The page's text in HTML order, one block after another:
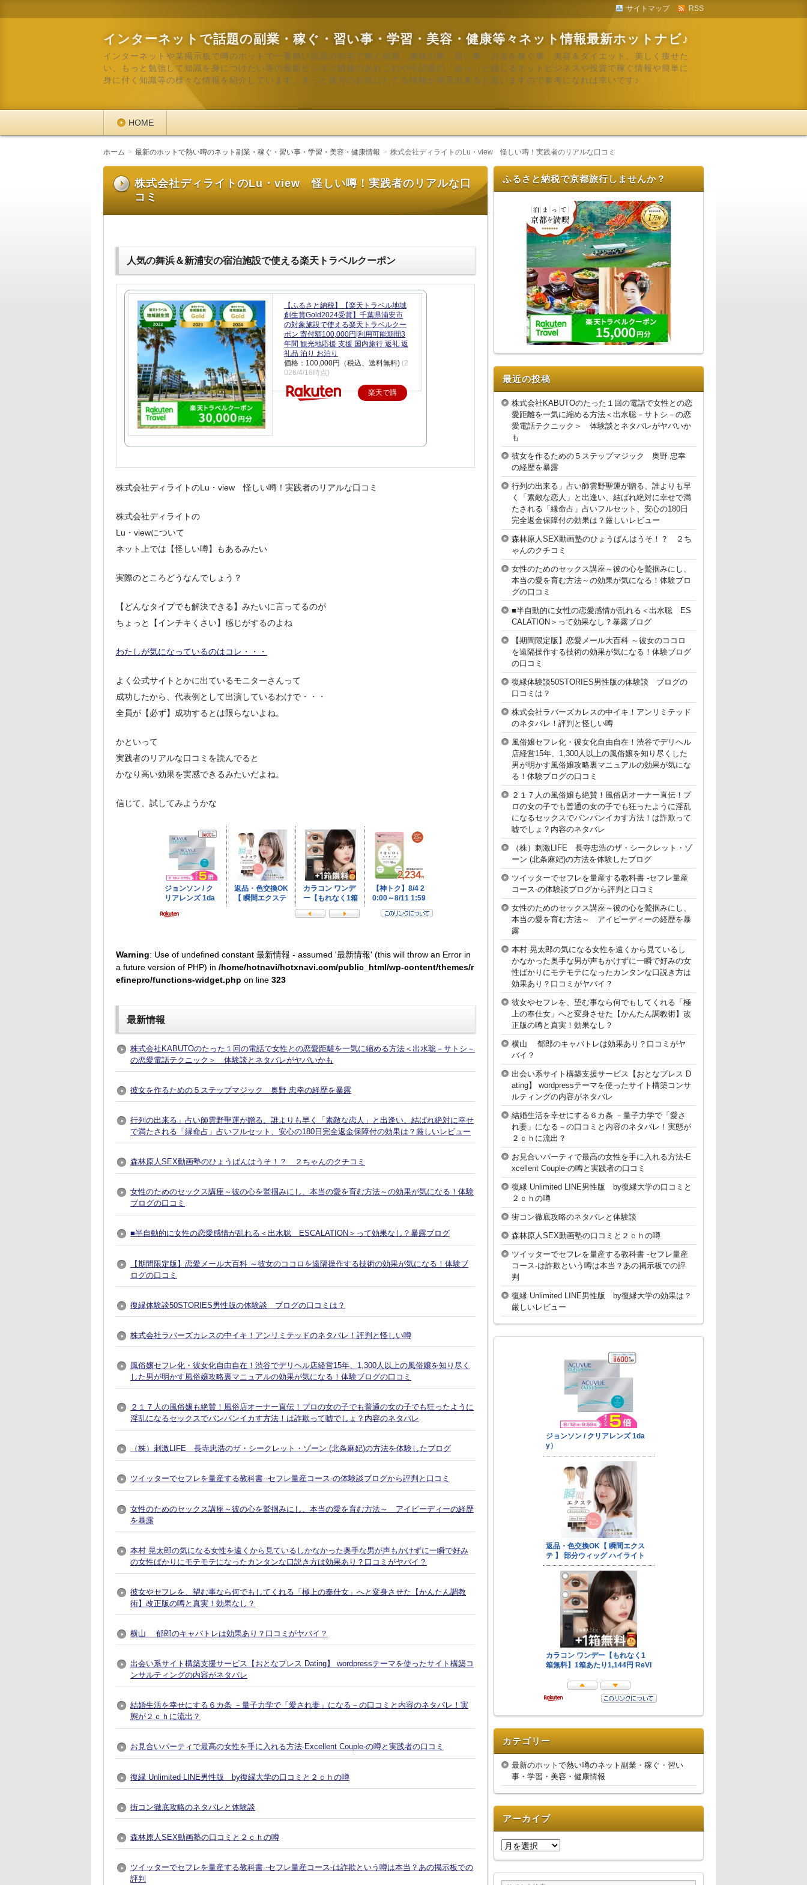
サイトマップ RSS
インターネットで話題の副業・稼ぐ・習い事・学習・美容・健康等々ネット情報最新ホットナビ♪
インターネットや某掲示板で噂のホットで一番熱い話題の在宅で稼ぐ副業、趣味の事、習い事、お金を稼ぐ事、美容＆ダイエット、美しく痩せた
い、もっと勉強して知識を身につけたい等の最新ビジネス情報のあれこれや今話題の「あっ」と感じるネットビジネスや投資で稼ぐ情報や簡単に
身に付く知識等の様々な情報を紹介しています。きっと貴方のお役にたてる情報が発見出来ると思いますので参考になれば幸いです♪
HOME
ホーム 最新のホットで熱い噂のネット副業・稼ぐ・習い事・学習・美容・健康情報 株式会社ディライトのLu・view 怪しい噂！実践者のリアルな口コミ
株式会社ディライトのLu・view 怪しい噂！実践者のリアルな口
コミ
人気の舞浜＆新浦安の宿泊施設で使える楽天トラベルクーポン
【ふるさと納税】【楽天トラベル地域
創生賞Gold2024受賞】千葉県浦安市
の対象施設で使える楽天トラベルクー
ポン 寄付額100,000円|利用可能期間3
年間 観光地応援 支援 国内旅行 返礼 返
礼品 泊り お泊り
価格：100,000円（税込、送料無料) (2
026/4/16時点)
楽天で購
株式会社ディライトのLu・view 怪しい噂！実践者のリアルな口コミ
株式会社ディライトの
Lu・viewについて
ネット上では【怪しい噂】もあるみたい
実際のところどうなんでしょう？
【どんなタイプでも解決できる】みたいに言ってるのが
ちょっと【インチキくさい】感じがするのよね
わたしが気になっているのはコレ・・・
よく公式サイトとかに出ているモニターさんって
成功したから、代表例として出演しているわけで・・・
全員が【必ず】成功するとは限らないよね。
かといって
実践者のリアルな口コミを読んでると
かなり高い効果を実感できるみたいだよね。
信じて、試してみようかな
Warning: Use of undefined constant 最新情報 - assumed '最新情報' (this will throw an Error in
a future version of PHP) in /home/hotnavi/hotxnavi.com/public_html/wp-content/themes/r
efinepro/functions-widget.php on line 323
最新情報
株式会社KABUTOのたった１回の電話で女性との恋愛距離を一気に縮める方法＜出水聡－サトシ－
の恋愛電話テクニック＞ 体験談とネタバレがヤバいかも
彼女を作るための５ステップマジック 奥野 忠幸の経歴を暴露
行列の出来る」占い師雲野聖運が贈る、誰よりも早く「素敵な恋人」と出逢い、結ばれ絶対に幸せ
で満たされる「縁命占」占いフルセット、安心の180日完全返金保障付の効果は？厳しいレビュー
森林原人SEX動画塾のひょうばんはうそ！？ ２ちゃんのクチコミ
女性のためのセックス講座～彼の心を鷲掴みにし、本当の愛を育む方法～の効果が気になる！体験
ブログの口コミ
■半自動的に女性の恋愛感情が乱れる＜出水聡 ESCALATION＞って効果なし？暴露ブログ
【期間限定版】恋愛メール大百科 ～彼女のココロを遠隔操作する技術の効果が気になる！体験ブ
ログの口コミ
復縁体験談50STORIES男性版の体験談 ブログの口コミは？
株式会社ラバーズカレスの中イキ！アンリミテッドのネタバレ！評判と怪しい噂
風俗嬢セフレ化・彼女化自由自在！渋谷でデリヘル店経営15年、1,300人以上の風俗嬢を知り尽く
した男が明かす風俗嬢攻略裏マニュアルの効果が気になる！体験ブログの口コミ
２１７人の風俗嬢も絶賛！風俗店オーナー直伝！プロの女の子でも普通の女の子でも狂ったように
淫乱になるセックスでバンバンイカす方法！は詐欺って嘘でしょ？内容のネタバレ
（株）刺激LIFE 長寺忠浩のザ・シークレット・ゾーン (北条麻妃)の方法を体験したブログ
ツイッターでセフレを量産する教科書 -セフレ量産コース-の体験談ブログから評判と口コミ
女性のためのセックス講座～彼の心を鷲掴みにし、本当の愛を育む方法～ アイピーディーの経歴
を暴露
本村 晃太郎の気になる女性を遠くから見ているしかなかった奥手な男が声もかけずに一瞬で好み
の女性ばかりにモテモテになったカンタンな口説き方は効果あり？口コミがヤバイ？
彼女やセフレを、望む事なら何でもしてくれる「極上の奉仕女」へと変身させた【かんたん調教
術】改正版の噂と真実！効果なし？
横山 郁郎のキャバトレは効果あり？口コミがヤバイ？
出会い系サイト構築支援サービス【おとなプレス Dating】 wordpressテーマを使ったサイト構築コ
ンサルティングの内容がネタバレ
結婚生活を幸せにする６カ条 －量子力学で「愛され妻」になる－の口コミと内容のネタバレ！実
態が２ｃｈに流出？
お見合いパーティで最高の女性を手に入れる方法-Excellent Couple-の噂と実践者の口コミ
復縁 Unlimited LINE男性版 by復縁大学の口コミと２ｃｈの噂
街コン徹底攻略のネタバレと体験談
森林原人SEX動画塾の口コミと２ｃｈの噂
ツイッターでセフレを量産する教科書 -セフレ量産コース-は詐欺という噂は本当？あの掲示板での
評判
ふるさと納税で京都旅行しませんか？
最近の投稿
株式会社KABUTOのたった１回の電話で女性との恋
愛距離を一気に縮める方法＜出水聡－サトシ－の恋
愛電話テクニック＞ 体験談とネタバレがヤバいか
も
彼女を作るための５ステップマジック 奥野 忠幸
の経歴を暴露
行列の出来る」占い師雲野聖運が贈る、誰よりも早
く「素敵な恋人」と出逢い、結ばれ絶対に幸せで満
たされる「縁命占」占いフルセット、安心の180日
完全返金保障付の効果は？厳しいレビュー
森林原人SEX動画塾のひょうばんはうそ！？ ２ち
ゃんのクチコミ
女性のためのセックス講座～彼の心を鷲掴みにし、
本当の愛を育む方法～の効果が気になる！体験ブロ
グの口コミ
■半自動的に女性の恋愛感情が乱れる＜出水聡 ES
CALATION＞って効果なし？暴露ブログ
【期間限定版】恋愛メール大百科 ～彼女のココロ
を遠隔操作する技術の効果が気になる！体験ブログ
の口コミ
復縁体験談50STORIES男性版の体験談 ブログの
口コミは？
株式会社ラバーズカレスの中イキ！アンリミテッド
のネタバレ！評判と怪しい噂
風俗嬢セフレ化・彼女化自由自在！渋谷でデリヘル
店経営15年、1,300人以上の風俗嬢を知り尽くした
男が明かす風俗嬢攻略裏マニュアルの効果が気にな
る！体験ブログの口コミ
２１７人の風俗嬢も絶賛！風俗店オーナー直伝！プ
ロの女の子でも普通の女の子でも狂ったように淫乱
になるセックスでバンバンイカす方法！は詐欺って
嘘でしょ？内容のネタバレ
（株）刺激LIFE 長寺忠浩のザ・シークレット・ゾ
ーン (北条麻妃)の方法を体験したブログ
ツイッターでセフレを量産する教科書 -セフレ量産
コース-の体験談ブログから評判と口コミ
女性のためのセックス講座～彼の心を鷲掴みにし、
本当の愛を育む方法～ アイピーディーの経歴を暴
露
本村 晃太郎の気になる女性を遠くから見ているし
かなかった奥手な男が声もかけずに一瞬で好みの女
性ばかりにモテモテになったカンタンな口説き方は
効果あり？口コミがヤバイ？
彼女やセフレを、望む事なら何でもしてくれる「極
上の奉仕女」へと変身させた【かんたん調教術】改
正版の噂と真実！効果なし？
横山 郁郎のキャバトレは効果あり？口コミがヤ
バイ？
出会い系サイト構築支援サービス【おとなプレス D
ating】 wordpressテーマを使ったサイト構築コンサ
ルティングの内容がネタバレ
結婚生活を幸せにする６カ条 －量子力学で「愛さ
れ妻」になる－の口コミと内容のネタバレ！実態が
２ｃｈに流出？
お見合いパーティで最高の女性を手に入れる方法-E
xcellent Couple-の噂と実践者の口コミ
復縁 Unlimited LINE男性版 by復縁大学の口コミと
２ｃｈの噂
街コン徹底攻略のネタバレと体験談
森林原人SEX動画塾の口コミと２ｃｈの噂
ツイッターでセフレを量産する教科書 -セフレ量産
コース-は詐欺という噂は本当？あの掲示板での評
判
復縁 Unlimited LINE男性版 by復縁大学の効果は？
厳しいレビュー
カテゴリー
最新のホットで熱い噂のネット副業・稼ぐ・習い
事・学習・美容・健康情報
アーカイブ
ア
イ